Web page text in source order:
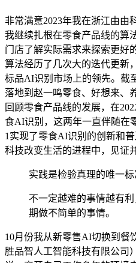
非常满意2023年我在浙江由由
我继续扎根在零食产品线的算
门店了解实际需求来探索更好
算法经历了几次大的迭代更新
标品AI识别市场上的领先。截
落地到赵一鸣零食、好想来、
回顾零食产品线的发展，在
食AI识别，这两年一直伴随在
1实现了零食AI识别的创新和
科技改变生活的进程中，见证
实践是检验真理的唯一标
不一定越难的事情越有
期做不简单的事情。
10月份我从新零售AI切换到餐
胜品智人工智能科技有限公司